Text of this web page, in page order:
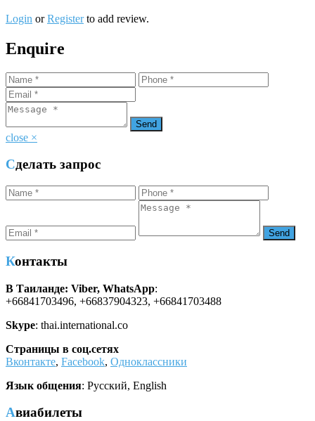
Login or Register to add review.
Enquire
close ×
Сделать запрос
Контакты
В Таиланде: Viber, WhatsApp:
+66841703496, +66837904323, +66841703488
Skype: thai.international.co
Страницы в соц.сетях
Вконтакте, Facebook, Одноклассники
Язык общения: Русский, English
Авиабилеты